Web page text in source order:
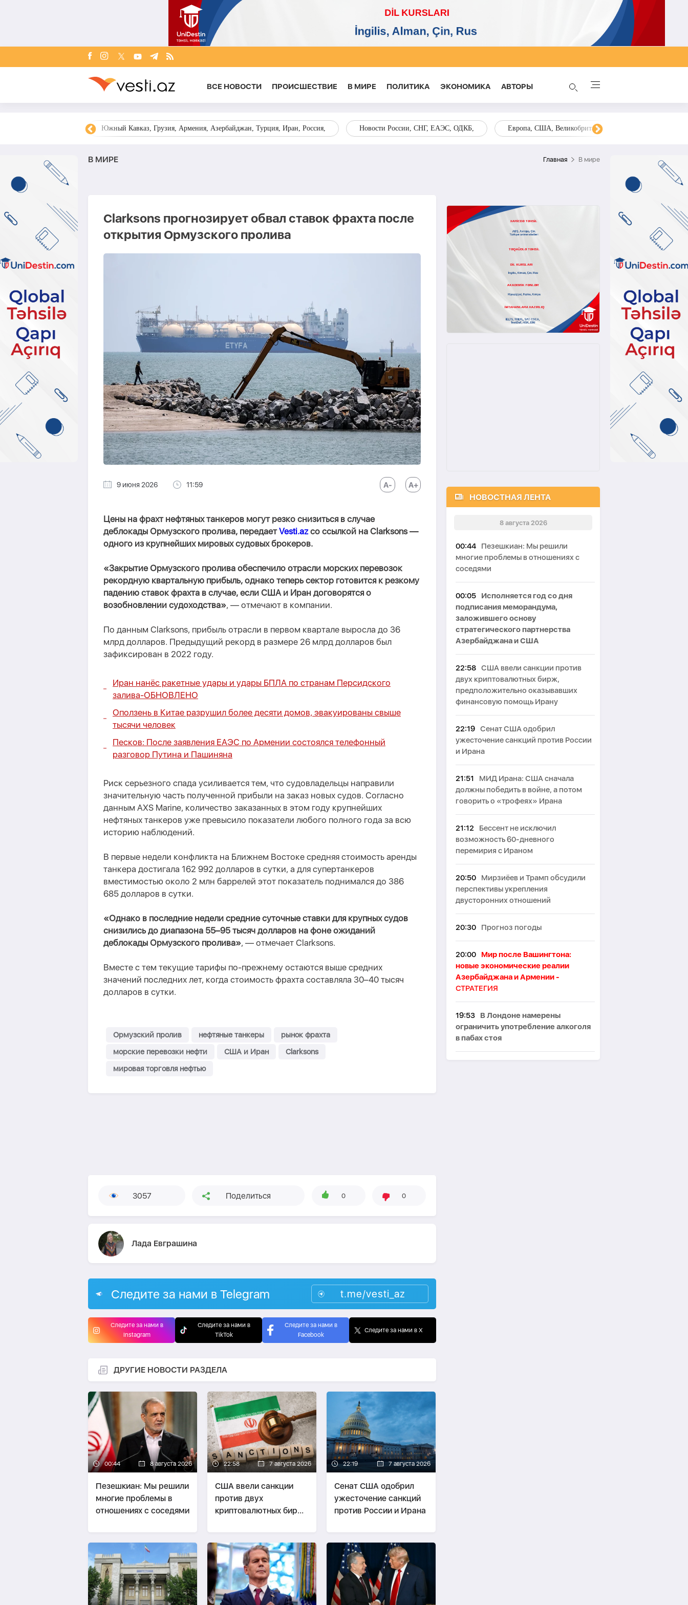
ВСЕ НОВОСТИ ПРОИСШЕСТВИЕ В МИРЕ ПОЛИТИКА ЭКОНОМИКА AВТОРЫ
Южный Кавказ, Грузия, Армения, Азербайджан, Турция, Иран, Россия, Новости России, СНГ, ЕАЭС, ОДКБ, Европа, США, Великобритания, Украина, Запад,
В МИРЕ Главная В мире
Clarksons прогнозирует обвал ставок фрахта после
открытия Ормузского пролива
9 июня 2026 11:59
Цены на фрахт нефтяных танкеров могут резко снизиться в случае
деблокады Ормузского пролива, передаетVesti.azсо ссылкой на Clarksons —
одного из крупнейших мировых судовых брокеров.
«Закрытие Ормузского пролива обеспечило отрасли морских перевозок
рекордную квартальную прибыль, однако теперь сектор готовится к резкому
падению ставок фрахта в случае, если США и Иран договорятся о
возобновлении судоходства», — отмечают в компании.
По данным Clarksons, прибыль отрасли в первом квартале выросла до 36
млрд долларов. Предыдущий рекорд в размере 26 млрд долларов был
зафиксирован в 2022 году.
Иран нанёс ракетные удары и удары БПЛА по странам Персидского
залива-ОБНОВЛЕНО
Оползень в Китае разрушил более десяти домов, эвакуированы свыше
тысячи человек
Песков: После заявления ЕАЭС по Армении состоялся телефонный
разговор Путина и Пашиняна
Риск серьезного спада усиливается тем, что судовладельцы направили
значительную часть полученной прибыли на заказ новых судов. Согласно
данным AXS Marine, количество заказанных в этом году крупнейших
нефтяных танкеров уже превысило показатели любого полного года за всю
историю наблюдений.
В первые недели конфликта на Ближнем Востоке средняя стоимость аренды
танкера достигала 162 992 долларов в сутки, а для супертанкеров
вместимостью около 2 млн баррелей этот показатель поднимался до 386
685 долларов в сутки.
«Однако в последние недели средние суточные ставки для крупных судов
снизились до диапазона 55–95 тысяч долларов на фоне ожиданий
деблокады Ормузского пролива», — отмечает Clarksons.
Вместе с тем текущие тарифы по-прежнему остаются выше средних
значений последних лет, когда стоимость фрахта составляла 30–40 тысяч
долларов в сутки.
Ормузский пролив нефтяные танкеры
рынок фрахта
морские перевозки нефти
США и Иран
Clarksons
мировая торговля нефтью
3057 Поделиться 0 0
Лада Евграшина
Следите за нами в Telegram t.me/vesti_az
Следите за нами в
Instagram
Следите за нами в
TikTok
Следите за нами в
Facebook
Следите за нами в X
ДРУГИЕ НОВОСТИ РАЗДЕЛА
00:44 8 августа 2026
Пезешкиан: Мы решили
многие проблемы в
отношениях с соседями
22:58 7 августа 2026
США ввели санкции
против двух
криптовалютных бирж,
оказывавших
финансовую помощь
Ирану
22:19 7 августа 2026
Сенат США одобрил
ужесточение санкций
против России и Ирана
НОВОСТНАЯ ЛЕНТА
8 августа 2026
00:44
Пезешкиан: Мы решили
многие проблемы в отношениях с
соседями
00:05
Исполняется год со дня
подписания меморандума,
заложившего основу
стратегического партнерства
Азербайджана и США
22:58 США ввели санкции против
двух криптовалютных бирж,
предположительно оказывавших
финансовую помощь Ирану
22:19 Сенат США одобрил
ужесточение санкций против России
и Ирана
21:51
МИД Ирана: США сначала
должны победить в войне, а потом
говорить о «трофеях» Ирана
21:12
Бессент не исключил
возможность 60-дневного
перемирия с Ираном
20:50
Мирзиёев и Трамп обсудили
перспективы укрепления
двусторонних отношений
20:30 Прогноз погоды
20:00
Мир после Вашингтона:
новые экономические реалии
Азербайджана и Армении -
СТРАТЕГИЯ
19:53
В Лондоне намерены
ограничить употребление алкоголя
в пабах стоя